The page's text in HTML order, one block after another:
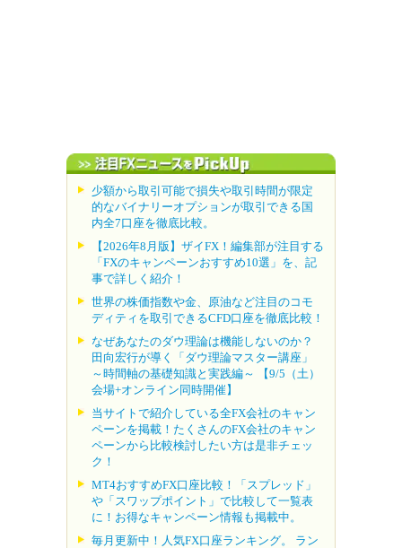
少額から取引可能で損失や取引時間が限定
的なバイナリーオプションが取引できる国
内全7口座を徹底比較。
【2026年8月版】ザイFX！編集部が注目する
「FXのキャンペーンおすすめ10選」を、記
事で詳しく紹介！
世界の株価指数や金、原油など注目のコモ
ディティを取引できるCFD口座を徹底比較！
なぜあなたのダウ理論は機能しないのか？
田向宏行が導く「ダウ理論マスター講座」
～時間軸の基礎知識と実践編～ 【9/5（土）
会場+オンライン同時開催】
当サイトで紹介している全FX会社のキャン
ペーンを掲載！たくさんのFX会社のキャン
ペーンから比較検討したい方は是非チェッ
ク！
MT4おすすめFX口座比較！「スプレッド」
や「スワップポイント」で比較して一覧表
に！お得なキャンペーン情報も掲載中。
毎月更新中！人気FX口座ランキング。 ラン